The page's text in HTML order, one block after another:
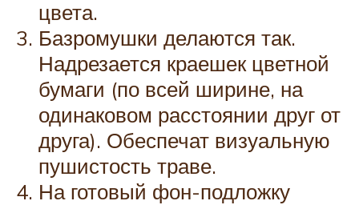
цвета.
Базромушки делаются так.
Надрезается краешек цветной
бумаги (по всей ширине, на
одинаковом расстоянии друг от
друга). Обеспечат визуальную
пушистость траве.
На готовый фон-подложку